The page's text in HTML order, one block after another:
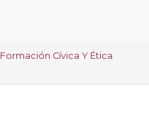
Formación Cívica Y Ética